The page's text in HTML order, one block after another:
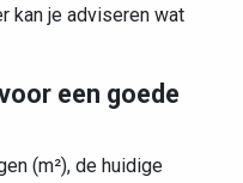
kan je adviseren wat
een goede
(m²), de huidige